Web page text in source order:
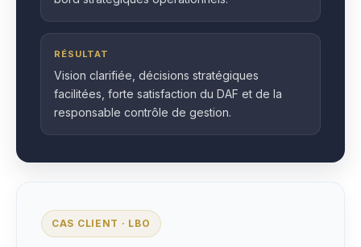
RÉSULTAT
Vision clarifiée, décisions stratégiques
facilitées, forte satisfaction du DAF et de la
responsable contrôle de gestion.
CAS CLIENT · LBO